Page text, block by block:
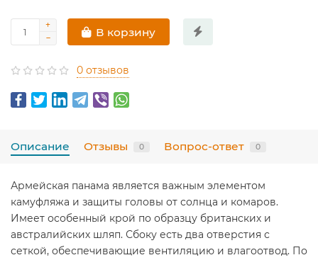
В корзину
0 отзывов
Описание Отзывы 0 Вопрос-ответ 0
Армейская панама является важным элементом
камуфляжа и защиты головы от солнца и комаров.
Имеет особенный крой по образцу британских и
австралийских шляп. Сбоку есть два отверстия с
сеткой, обеспечивающие вентиляцию и влагоотвод. По